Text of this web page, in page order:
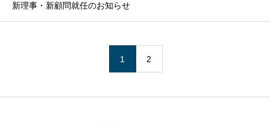
新理事・新顧問就任のお知らせ
1 2